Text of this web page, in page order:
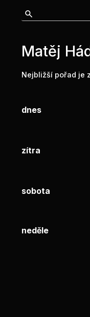
Matěj
Nejbližší pořad je
dnes
zítra
sobota
neděle